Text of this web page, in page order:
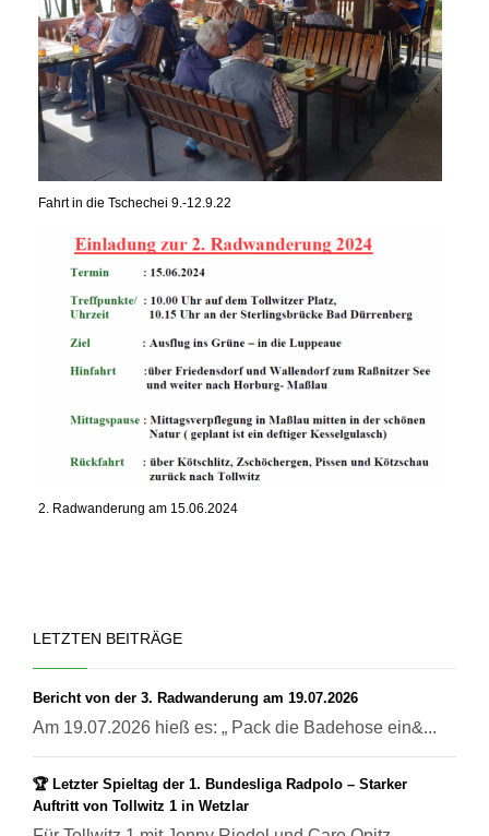
Fahrt in die Tschechei 9.-12.9.22
2. Radwanderung am 15.06.2024
LETZTEN BEITRÄGE
Bericht von der 3. Radwanderung am 19.07.2026
Am 19.07.2026 hieß es: „ Pack die Badehose ein&...
🏆 Letzter Spieltag der 1. Bundesliga Radpolo – Starker
Auftritt von Tollwitz 1 in Wetzlar